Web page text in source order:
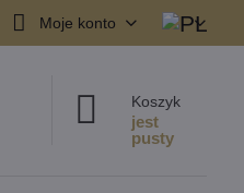
Moje konto
Koszyk